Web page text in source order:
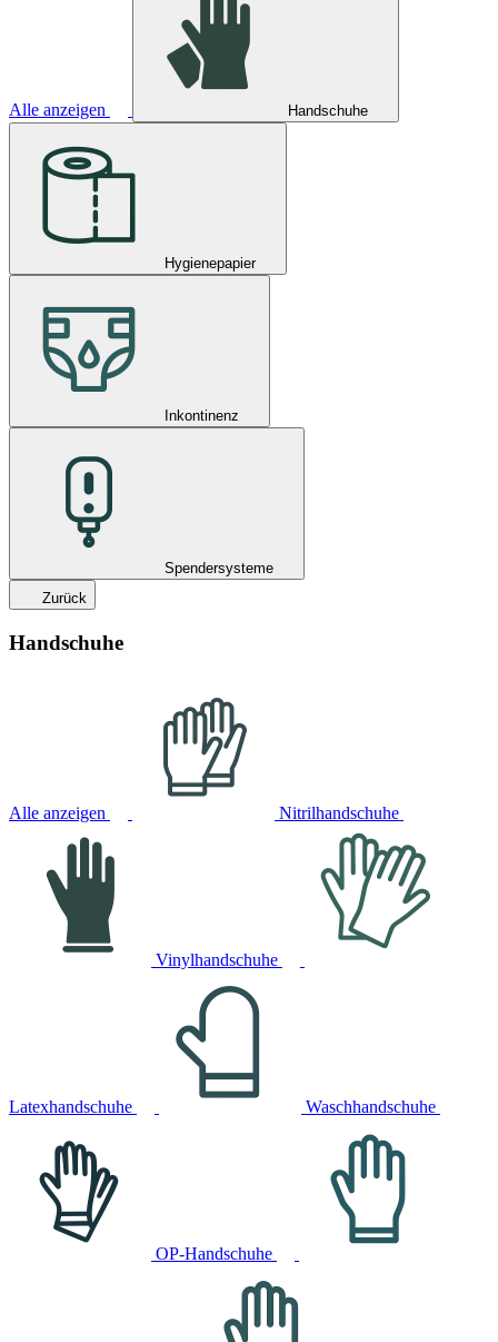
Alle anzeigen Handschuhe
Hygienepapier
Inkontinenz
Spendersysteme
Zurück
Handschuhe
Alle anzeigen Nitrilhandschuhe
Vinylhandschuhe
Latexhandschuhe Waschhandschuhe
OP-Handschuhe